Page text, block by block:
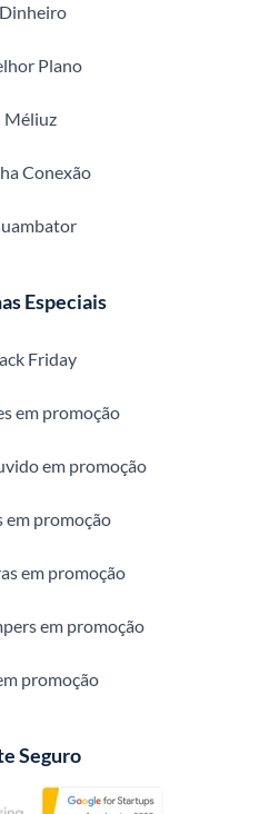
Plano
Méliuz
Conexão
Especiais
Friday
em promoção
em promoção
em promoção
em promoção
em promoção
promoção
Seguro